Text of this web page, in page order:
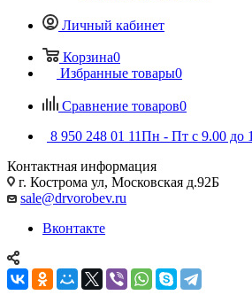
Личный кабинет
Корзина0
Избранные товары0
Сравнение товаров0
8 950 248 01 11Пн - Пт с 9.00 до
Контактная информация
г. Кострома ул, Московская д.92Б
sale@drvorobev.ru
Вконтакте